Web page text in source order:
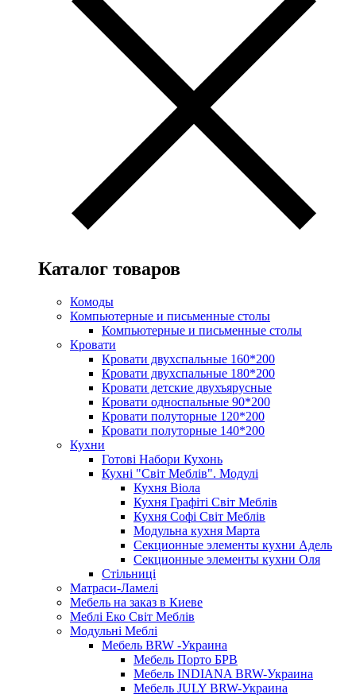
Каталог товаров
Комоды
Компьютерные и письменные столы
Компьютерные и письменные столы
Кровати
Кровати двухспальные 160*200
Кровати двухспальные 180*200
Кровати детские двухъярусные
Кровати односпальные 90*200
Кровати полуторные 120*200
Кровати полуторные 140*200
Кухни
Готові Набори Кухонь
Кухні "Світ Меблів". Модулі
Кухня Віола
Кухня Графіті Світ Меблів
Кухня Софі Світ Меблів
Модульна кухня Марта
Секционные элементы кухни Адель
Секционные элементы кухни Оля
Стільниці
Матраси-Ламелі
Мебель на заказ в Киеве
Меблі Еко Світ Меблів
Модульні Меблі
Мебель BRW -Украина
Мебель Порто БРВ
Мебель INDIANA BRW-Украина
Мебель JULY BRW-Украина